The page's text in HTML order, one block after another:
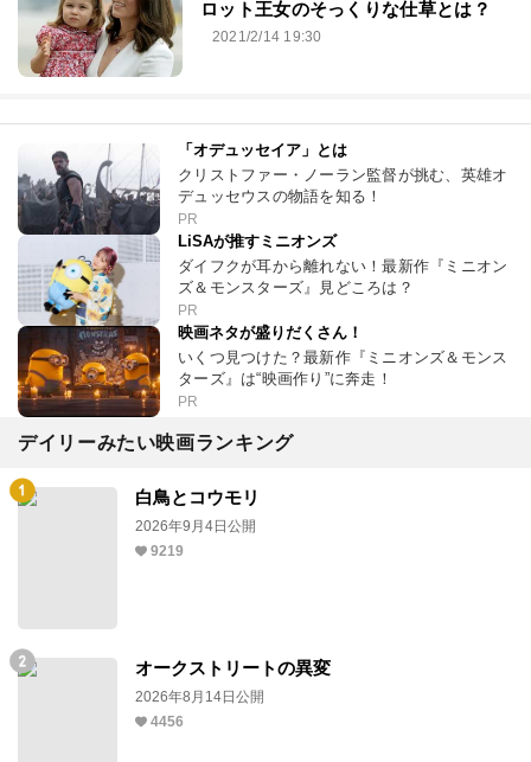
ロット王女のそっくりな仕草とは？
2021/2/14 19:30
「オデュッセイア」とは
クリストファー・ノーラン監督が挑む、英雄オ
デュッセウスの物語を知る！
PR
LiSAが推すミニオンズ
ダイフクが耳から離れない！最新作『ミニオン
ズ＆モンスターズ』見どころは？
PR
映画ネタが盛りだくさん！
いくつ見つけた？最新作『ミニオンズ＆モンス
ターズ』は“映画作り”に奔走！
PR
デイリーみたい映画ランキング
白鳥とコウモリ
2026年9月4日公開
9219
オークストリートの異変
2026年8月14日公開
4456